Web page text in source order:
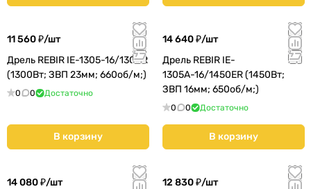
11 560 ₽/шт
Дрель REBIR IE-1305-16/1300R
(1300Вт; ЗВП 23мм; 660об/м;)
0 0 Достаточно
В корзину
14 640 ₽/шт
Дрель REBIR IE-
1305А-16/1450ER (1450Вт;
ЗВП 16мм; 650об/м;)
0 0 Достаточно
В корзину
14 080 ₽/шт
12 830 ₽/шт